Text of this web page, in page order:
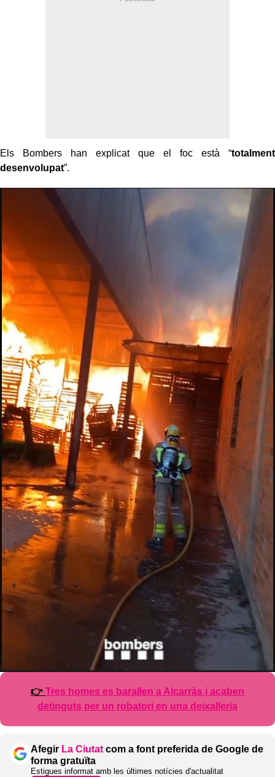
Els Bombers han explicat que el foc està “totalment
desenvolupat”.
👉 Tres homes es barallen a Alcarràs i acaben
detinguts per un robatori en una deixalleria
Afegir La Ciutat com a font preferida de Google de
forma gratuïta
Estigues informat amb les últimes notícies d'actualitat